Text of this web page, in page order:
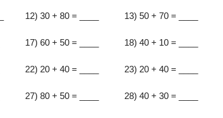
12) 30 + 80 = ____ 13) 50 + 70 = ____
17) 60 + 50 = ____ 18) 40 + 10 = ____
22) 20 + 40 = ____ 23) 20 + 40 = ____
27) 80 + 50 = ____ 28) 40 + 30 = ____